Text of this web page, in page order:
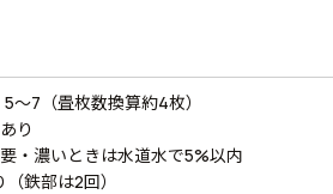
～7（畳枚数換算約4枚）
り
・濃いときは水道水で5%以内
鉄部は2回）